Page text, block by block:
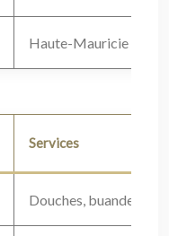
Haute-Mauricie
Services
Douches, buanderie,